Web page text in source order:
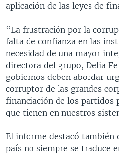
aplicación de las leyes de
“La frustración por la
falta de confianza en las
necesidad de una mayor
directora del grupo, Delia
gobiernos deben abordar
corruptor de las grandes
financiación de los partidos
que tienen en nuestros
El informe destacó también
país no siempre se traduce